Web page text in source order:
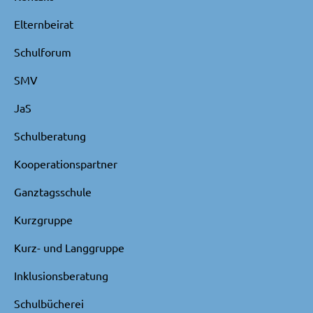
Elternbeirat
Schulforum
SMV
JaS
Schulberatung
Kooperationspartner
Ganztagsschule
Kurzgruppe
Kurz- und Langgruppe
Inklusionsberatung
Schulbücherei